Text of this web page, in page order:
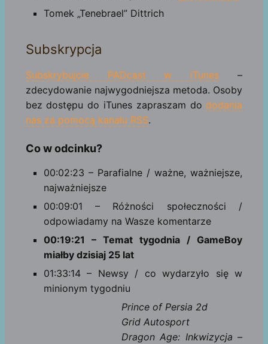
Tomek „Tenebrael” Dittrich
Subskrypcja
Subskrybujcie PADcast w iTunes –
zdecydowanie najwygodniejsza metoda. Osoby
bez dostępu do iTunes zapraszam do dodania
nas za pomocą kanału RSS.
Co w odcinku?
00:02:23 – Parafialne / ważne, ważniejsze,
najważniejsze
00:09:01 – Różności społeczności /
odpowiadamy na Wasze komentarze
00:19:21 – Temat tygodnia / GameBoy
miałby dzisiaj 25 lat
01:33:14 – Newsy / co wydarzyło się w
minionym tygodniu
Prince of Persia 2d
Grid Autosport
Dragon Age: Inkwizycja –